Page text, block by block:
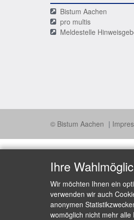
Bistum Aachen
pro multis
Meldestelle
© Bistum Aachen
Ihre
Wir möchten Ihnen ein
verwenden wir auch
anonymen
womöglich nicht mehr